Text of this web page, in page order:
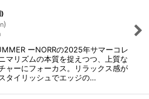
)
)
ーNORRの2025年サマーコレ
マリズムの本質を捉えつつ、上質な
ャーにフォーカス。リラックス感が
タイリッシュでエッジの…